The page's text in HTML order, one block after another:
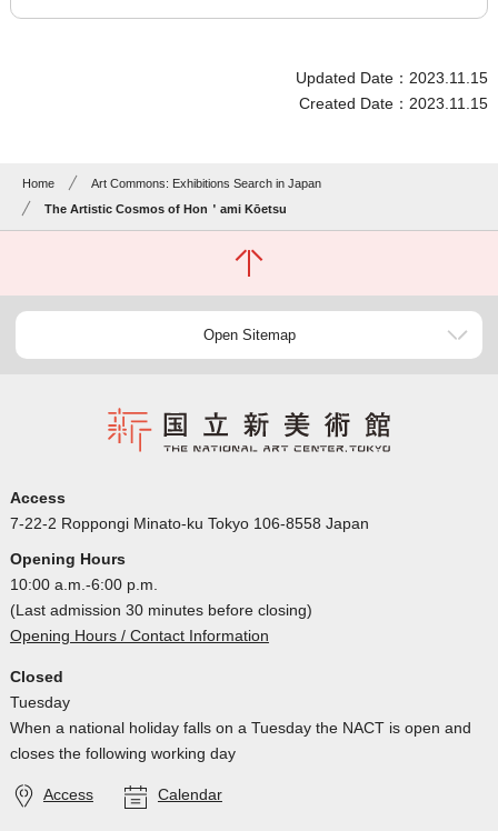
Updated Date：2023.11.15
Created Date：2023.11.15
Home
Art Commons: Exhibitions Search in Japan
The Artistic Cosmos of Hon＇ami Kōetsu
Open Sitemap
Access
7-22-2 Roppongi Minato-ku Tokyo 106-8558 Japan
Opening Hours
10:00 a.m.-6:00 p.m.
(Last admission 30 minutes before closing)
Opening Hours / Contact Information
Closed
Tuesday
When a national holiday falls on a Tuesday the NACT is open and
closes the following working day
Access Calendar